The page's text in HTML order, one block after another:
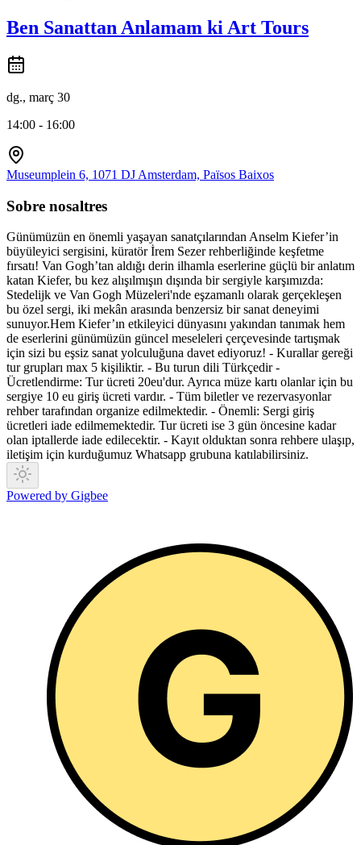
Ben Sanattan Anlamam ki Art Tours
dg., març 30
14:00 - 16:00
Museumplein 6, 1071 DJ Amsterdam, Països Baixos
Sobre nosaltres
Günümüzün en önemli yaşayan sanatçılarından Anselm Kiefer’in
büyüleyici sergisini, küratör İrem Sezer rehberliğinde keşfetme
fırsatı! Van Gogh’tan aldığı derin ilhamla eserlerine güçlü bir anlatım
katan Kiefer, bu kez alışılmışın dışında bir sergiyle karşımızda:
Stedelijk ve Van Gogh Müzeleri'nde eşzamanlı olarak gerçekleşen
bu özel sergi, iki mekân arasında benzersiz bir sanat deneyimi
sunuyor.Hem Kiefer’ın etkileyici dünyasını yakından tanımak hem
de eserlerini günümüzün güncel meseleleri çerçevesinde tartışmak
için sizi bu eşsiz sanat yolculuğuna davet ediyoruz! - Kurallar gereği
tur grupları max 5 kişiliktir. - Bu turun dili Türkçedir -
Ücretlendirme: Tur ücreti 20eu'dur. Ayrıca müze kartı olanlar için bu
sergiye 10 eu giriş ücreti vardır. - Tüm biletler ve rezervasyonlar
rehber tarafından organize edilmektedir. - Önemli: Sergi giriş
ücretleri iade edilmemektedir. Tur ücreti ise 3 gün öncesine kadar
olan iptallerde iade edilecektir. - Kayıt olduktan sonra rehbere ulaşıp,
iletişim için kurduğumuz Whatsapp grubuna katılabilirsiniz.
Powered by Gigbee